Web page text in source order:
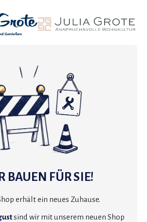
BAUEN FÜR SIE!
erhält ein neues Zuhause.
sind wir mit unserem neuen Shop